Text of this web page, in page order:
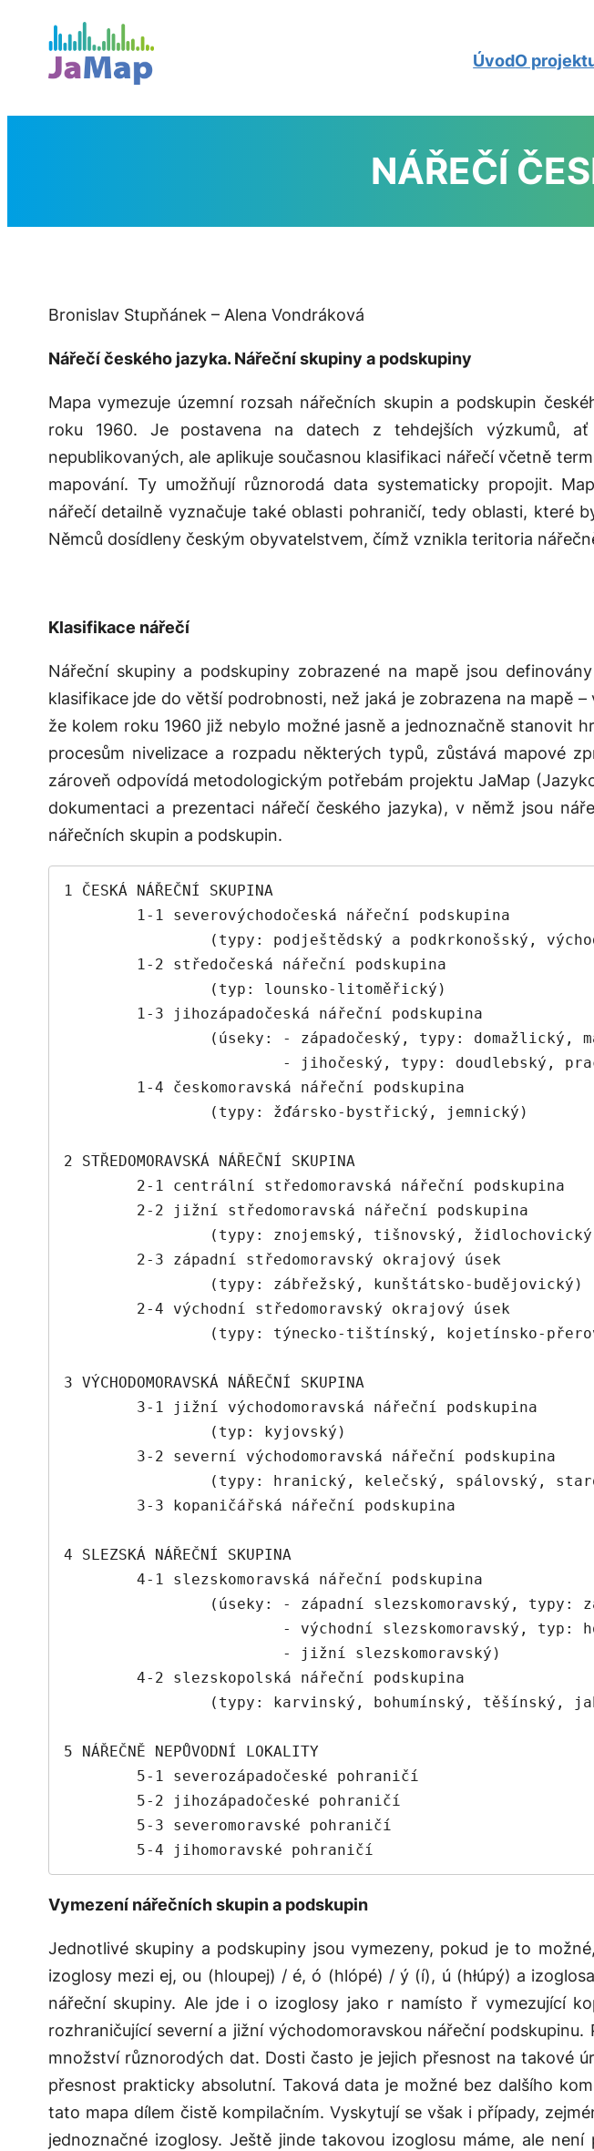
obsah
ÚvodO
NÁŘEČÍ
Bronislav Stupňánek – Alena Vondráková
Nářečí českého jazyka. Nářeční skupiny a podskupiny
Mapa vymezuje územní rozsah nářečních skupin a podskupin
roku 1960. Je postavena na datech z tehdejších výzkumů, ať
nepublikovaných, ale aplikuje současnou klasifikaci nářečí včetně
mapování. Ty umožňují různorodá data systematicky propojit.
nářečí detailně vyznačuje také oblasti pohraničí, tedy oblasti, které
Němců dosídleny českým obyvatelstvem, čímž vznikla teritoria
Klasifikace nářečí
Nářeční skupiny a podskupiny zobrazené na mapě jsou
klasifikace jde do větší podrobnosti, než jaká je zobrazena na mapě
že kolem roku 1960 již nebylo možné jasně a jednoznačně stanovit
procesům nivelizace a rozpadu některých typů, zůstává mapové
zároveň odpovídá metodologickým potřebám projektu JaMap
dokumentaci a prezentaci nářečí českého jazyka), v němž jsou
nářečních skupin a podskupin.
1 ČESKÁ NÁŘEČNÍ SKUPINA
2 STŘEDOMORAVSKÁ NÁŘEČNÍ SKUPINA
3 VÝCHODOMORAVSKÁ NÁŘEČNÍ SKUPINA
4 SLEZSKÁ NÁŘEČNÍ SKUPINA
5 NÁŘEČNĚ NEPŮVODNÍ LOKALITY
	5-4 jihomoravské pohraničí
Vymezení nářečních skupin a podskupin
Jednotlivé skupiny a podskupiny jsou vymezeny, pokud je to
izoglosy mezi ej, ou (hloupej) / é, ó (hlópé) /ý (í), ú (hłúpý) a
nářeční skupiny. Ale jde i o izoglosy jako rnamísto řvymezující
rozhraničující severní a jižní východomoravskou nářeční
množství různorodých dat. Dosti často je jejich přesnost na takové
přesnost prakticky absolutní. Taková data je možné bez dalšího
tato mapa dílem čistě kompilačním. Vyskytují se však i případy,
jednoznačné izoglosy. Ještě jinde takovou izoglosu máme, ale